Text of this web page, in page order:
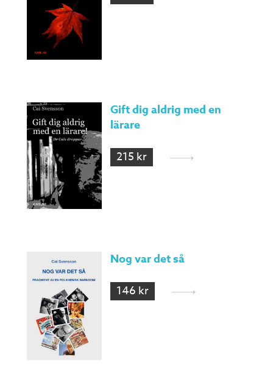
Gift dig aldrig med en
lärare
215 kr
Nog var det så
146 kr